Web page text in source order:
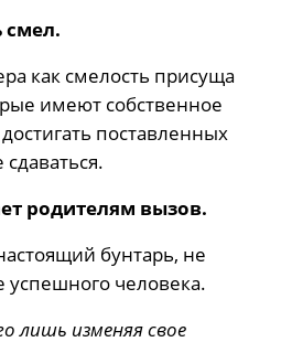
смел.
как смелость присуща
имеют собственное
поставленных
родителям вызов.
бунтарь, не
успешного человека.
лишь изменяя свое